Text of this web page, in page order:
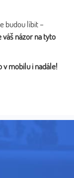
budou líbit –
názor na tyto
v mobilu i nadále!